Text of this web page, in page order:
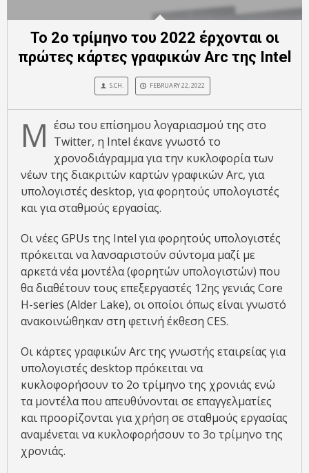
To 2o τρίμηνο του 2022 έρχονται οι
πρώτες κάρτες γραφικών Arc της Intel
S.CH. FEBRUARY 22, 2022
Μ έσω του επίσημου λογαριασμού της στο
Twitter, η Intel έκανε γνωστό το
χρονοδιάγραμμα για την κυκλοφορία των
νέων της διακριτών καρτών γραφικών Arc, για
υπολογιστές desktop, για φορητούς υπολογιστές
και για σταθμούς εργασίας.
Οι νέες GPUs της Intel για φορητούς υπολογιστές
πρόκειται να λανσαριστούν σύντομα μαζί με
αρκετά νέα μοντέλα (φορητών υπολογιστών) που
θα διαθέτουν τους επεξεργαστές 12ης γενιάς Core
H-series (Alder Lake), οι οποίοι όπως είναι γνωστό
ανακοινώθηκαν στη φετινή έκθεση CES.
Οι κάρτες γραφικών Arc της γνωστής εταιρείας για
υπολογιστές desktop πρόκειται να
κυκλοφορήσουν το 2ο τρίμηνο της χρονιάς ενώ
τα μοντέλα που απευθύνονται σε επαγγελματίες
και προορίζονται για χρήση σε σταθμούς εργασίας
αναμένεται να κυκλοφορήσουν το 3ο τρίμηνο της
χρονιάς.